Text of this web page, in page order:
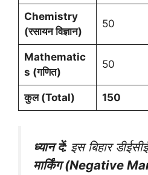
Chemistry
(रसायन विज्ञान)
50
Mathematic
s (गणित)
50
कुल (Total) 150
ध्यान दें: इस बिहार
मार्किंग (Negative